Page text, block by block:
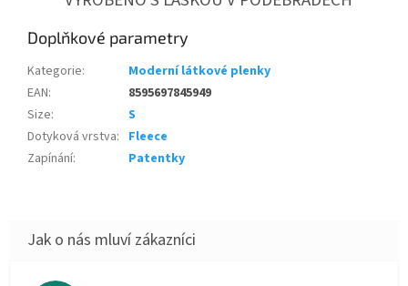
Doplňkové parametry
Kategorie:
Moderní látkové plenky
EAN:
8595697845949
Size:
S
Dotyková vrstva: Fleece
Zapínání: Patentky